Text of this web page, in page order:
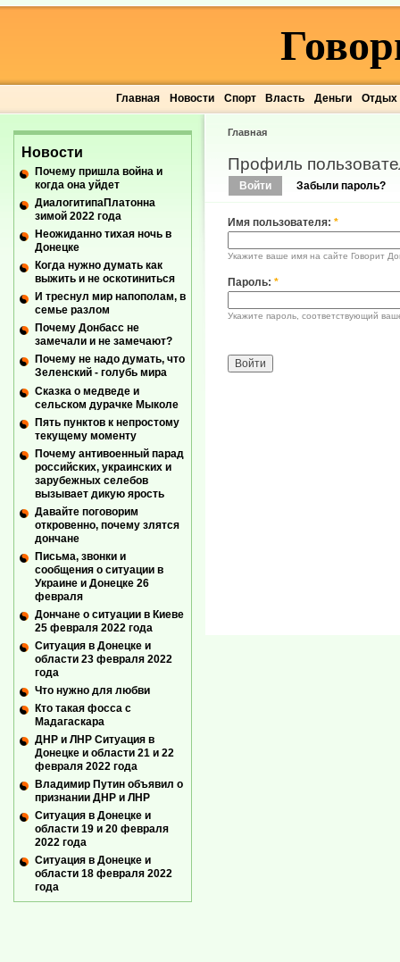
Главная Новости Спорт Власть Деньги Отдых
Главная
Профиль
Войти Забыли пароль?
Имя пользователя: *
Укажите ваше имя на сайте Говорит
Пароль: *
Укажите пароль, соответствующий
Новости
Почему пришла война и
когда она уйдет
ДиалогитипаПлатонна
зимой 2022 года
Неожиданно тихая ночь в
Донецке
Когда нужно думать как
выжить и не оскотиниться
И треснул мир напополам, в
семье разлом
Почему Донбасс не
замечали и не замечают?
Почему не надо думать, что
Зеленский - голубь мира
Сказка о медведе и
сельском дурачке Мыколе
Пять пунктов к непростому
текущему моменту
Почему антивоенный парад
российских, украинских и
зарубежных селебов
вызывает дикую ярость
Давайте поговорим
откровенно, почему злятся
дончане
Письма, звонки и
сообщения о ситуации в
Украине и Донецке 26
февраля
Дончане о ситуации в Киеве
25 февраля 2022 года
Ситуация в Донецке и
области 23 февраля 2022
года
Что нужно для любви
Кто такая фосса с
Мадагаскара
ДНР и ЛНР Ситуация в
Донецке и области 21 и 22
февраля 2022 года
Владимир Путин объявил о
признании ДНР и ЛНР
Ситуация в Донецке и
области 19 и 20 февраля
2022 года
Ситуация в Донецке и
области 18 февраля 2022
года